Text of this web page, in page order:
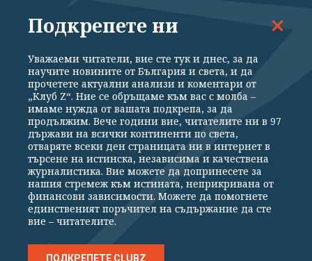
СПОРТ КУЛТУРА ТЕХНОЛОГИИ КАЛЕЙДОСКОП
Общи условия
Политика за поверителност
Реклама
Партньори Контакти
За Клуб Z
Екип
Подкрепете ни
Издател на www.clubz.bg е „Клуб Зебра Медия“ ЕООД, София, ул. "Алеко
Константинов" 3. Всички права запазени 2026 „Клуб Зебра Медия“
Препечатването на материали, снимки и видео от www.clubz.bg без
разрешение ще бъде преследвано по съдебен път, съгласно
Подкрепете ни
Уважаеми читатели, вие сте тук и днес, за да
научите новините от България и света, и да
прочетете актуални анализи и коментари от
„Клуб Z“. Ние се обръщаме към вас с молба –
имаме нужда от вашата подкрепа, за да
продължим. Вече години вие, читателите ни в 97
държави на всички континенти по света,
отваряте всеки ден страницата ни в интернет в
търсене на истинска, независима и качествена
журналистика. Вие можете да допринесете за
нашия стремеж към истината, неприкривана от
финансови зависимости. Можете да помогнете
единственият поръчител на съдържание да сте
вие – читателите.
ПОДКРЕПЕТЕ CLUBZ